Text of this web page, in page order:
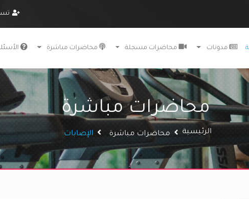
مدونات محاضرات مسجلة محاضرات مباشرة
محاضرات مباشرة
الرئيسية محاضرات مباشرة الإصابات